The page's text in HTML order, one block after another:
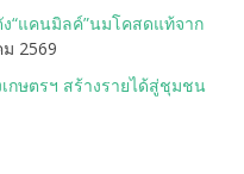
“แคนมิลค์”นมโคสดแท้จาก
2569
กษตรฯ สร้างรายได้สู่ชุมชน